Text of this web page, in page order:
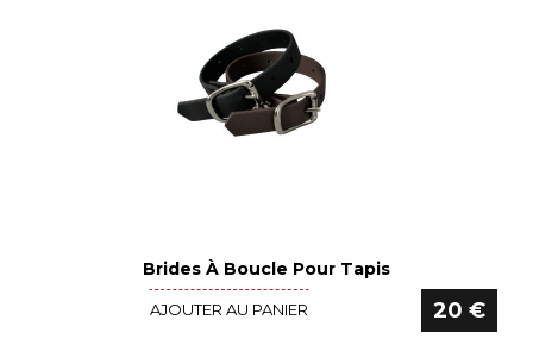
Voir le détail
Brides À Boucle Pour Tapis
AJOUTER AU PANIER 20 €